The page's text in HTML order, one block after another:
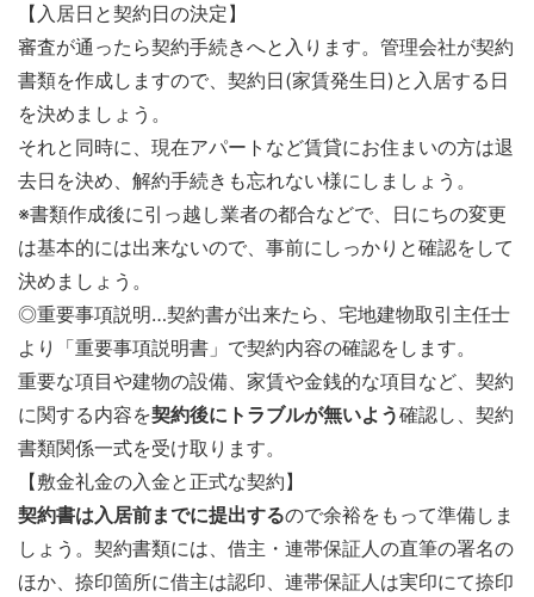
【入居日と契約日の決定】
審査が通ったら契約手続きへと入ります。管理会社が契約
書類を作成しますので、契約日(家賃発生日)と入居する日
を決めましょう。
それと同時に、現在アパートなど賃貸にお住まいの方は退
去日を決め、解約手続きも忘れない様にしましょう。
※書類作成後に引っ越し業者の都合などで、日にちの変更
は基本的には出来ないので、事前にしっかりと確認をして
決めましょう。
◎重要事項説明…契約書が出来たら、宅地建物取引主任士
より「重要事項説明書」で契約内容の確認をします。
重要な項目や建物の設備、家賃や金銭的な項目など、契約
に関する内容を契約後にトラブルが無いよう確認し、契約
書類関係一式を受け取ります。
【敷金礼金の入金と正式な契約】
契約書は入居前までに提出するので余裕をもって準備しま
しょう。契約書類には、借主・連帯保証人の直筆の署名の
ほか、捺印箇所に借主は認印、連帯保証人は実印にて捺印